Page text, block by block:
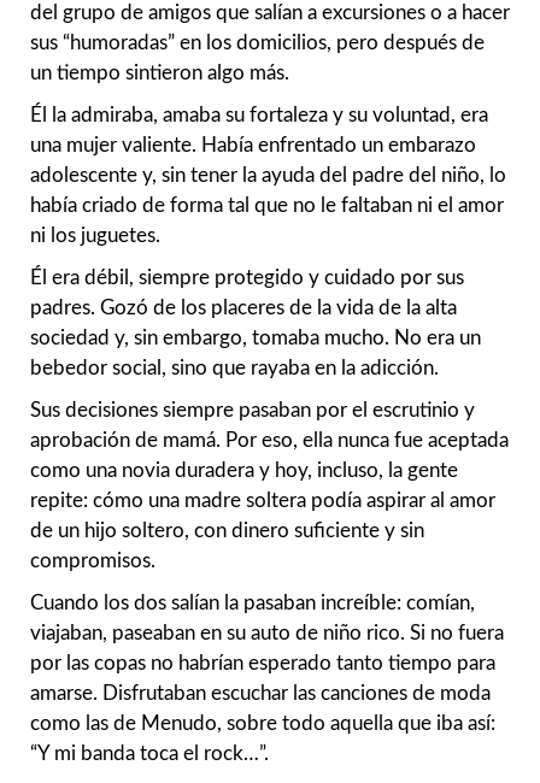
del grupo de amigos que salían a excursiones o a hacer
sus “humoradas” en los domicilios, pero después de
un tiempo sintieron algo más.
Él la admiraba, amaba su fortaleza y su voluntad, era
una mujer valiente. Había enfrentado un embarazo
adolescente y, sin tener la ayuda del padre del niño, lo
había criado de forma tal que no le faltaban ni el amor
ni los juguetes.
Él era débil, siempre protegido y cuidado por sus
padres. Gozó de los placeres de la vida de la alta
sociedad y, sin embargo, tomaba mucho. No era un
bebedor social, sino que rayaba en la adicción.
Sus decisiones siempre pasaban por el escrutinio y
aprobación de mamá. Por eso, ella nunca fue aceptada
como una novia duradera y hoy, incluso, la gente
repite: cómo una madre soltera podía aspirar al amor
de un hijo soltero, con dinero suficiente y sin
compromisos.
Cuando los dos salían la pasaban increíble: comían,
viajaban, paseaban en su auto de niño rico. Si no fuera
por las copas no habrían esperado tanto tiempo para
amarse. Disfrutaban escuchar las canciones de moda
como las de Menudo, sobre todo aquella que iba así:
“Y mi banda toca el rock…”.